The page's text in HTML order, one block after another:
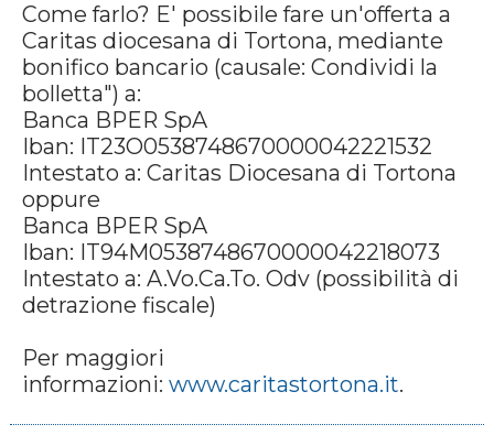
Come farlo? E' possibile fare un'offerta a
Caritas diocesana di Tortona, mediante
bonifico bancario (causale: Condividi la
bolletta") a:
Banca BPER SpA
Iban: IT23O0538748670000042221532
Intestato a: Caritas Diocesana di Tortona
oppure
Banca BPER SpA
Iban: IT94M0538748670000042218073
Intestato a: A.Vo.Ca.To. Odv (possibilità di
detrazione fiscale)
Per maggiori
informazioni: www.caritastortona.it.